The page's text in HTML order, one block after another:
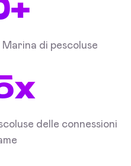
di pescoluse
delle connessioni